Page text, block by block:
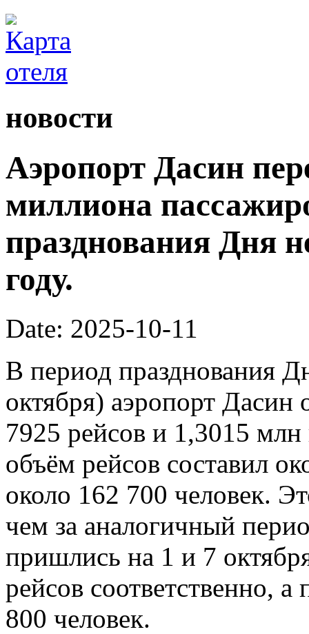
новости
Аэропорт Дасин
миллиона
празднования Дня
году.
Date: 2025-10-11
В период празднования
октября) аэропорт
7925 рейсов и 1,3015
объём рейсов составил
около 162 700 человек.
чем за аналогичный
пришлись на 1 и 7
рейсов соответственно,
800 человек.